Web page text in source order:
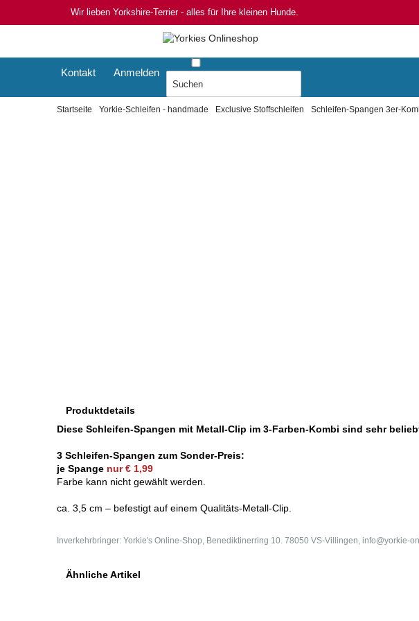
Wir lieben Yorkshire-Terrier - alles für Ihre kleinen Hunde.
Kontakt Anmelden
Startseite Yorkie-Schleifen - handmade Exclusive Stoffschleifen Schleifen-Spangen 3er-
Produktdetails
Diese Schleifen-Spangen mit Metall-Clip im 3-Farben-Kombi sind sehr
3 Schleifen-Spangen zum Sonder-Preis:
je Spange nur € 1,99
Farbe kann nicht gewählt werden.
ca. 3,5 cm – befestigt auf einem Qualitäts-Metall-Clip.
Inverkehrbringer: Yorkie's Online-Shop, Benediktinerring 10. 78050 VS-Villingen, info@yorkie-
Ähnliche Artikel